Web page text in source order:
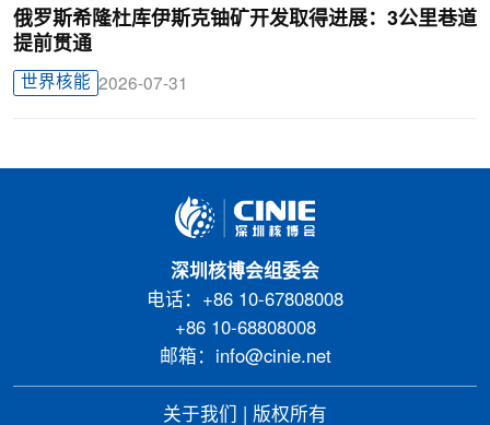
俄罗斯希隆杜库伊斯克铀矿开发取得进展：3公里巷道
提前贯通
世界核能 2026-07-31
深圳核博会组委会
电话：+86 10-67808008
+86 10-68808008
邮箱：info@cinie.net
关于我们 版权所有